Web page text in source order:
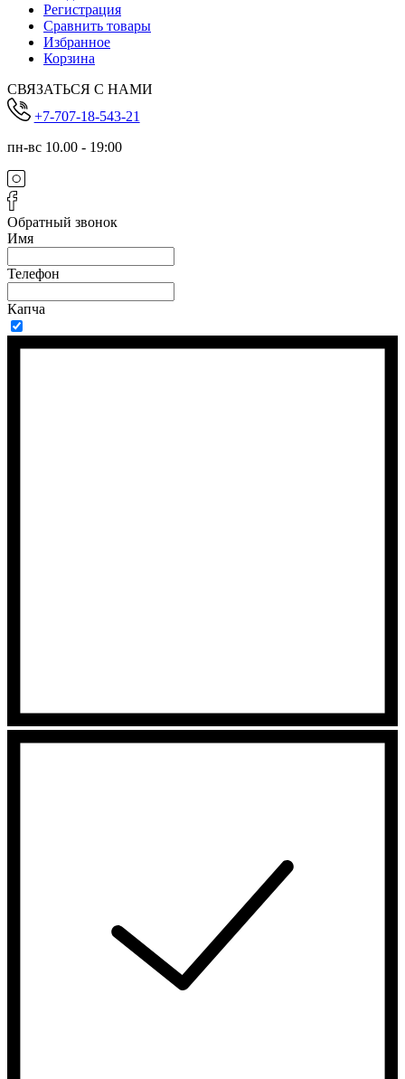
Регистрация
Сравнить товары
Избранное
Корзина
СВЯЗАТЬСЯ С НАМИ
+7-707-18-543-21
пн-вс 10.00 - 19:00
Обратный звонок
Имя
Телефон
Капча